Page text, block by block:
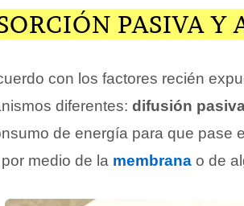
PASIVA Y
con los factores recién
diferentes: difusión
de energía para que pase
por medio de la membrana o de